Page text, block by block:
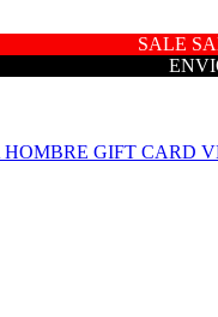
SALE
HOMBRE GIFT CARD